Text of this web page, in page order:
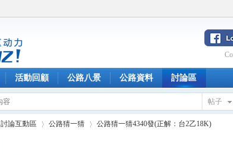
活動回顧 公路八景 公路資料 討論區
帖子
討論互動區 公路猜一猜 公路猜一猜4340發(正解：台2乙18K)